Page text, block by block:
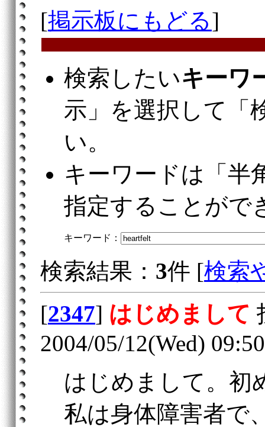
[掲示板にもどる]
検索したいキーワ
示」を選択して「
い。
キーワードは「半
指定することがで
キーワード：
検索結果： 3件 [検索
[2347] はじめまして
2004/05/12(Wed) 09:50
はじめまして。初
私は身体障害者で